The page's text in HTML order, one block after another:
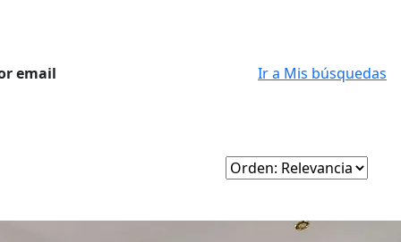
email Ir a Mis búsquedas